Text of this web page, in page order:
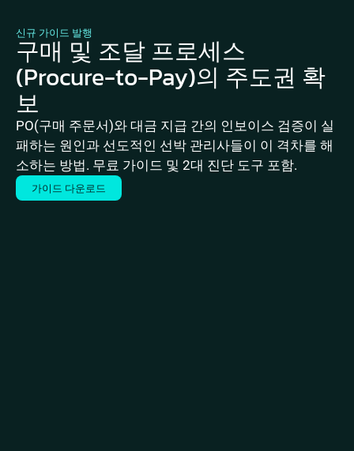
신규 가이드 발행
구매 및 조달 프로세스
(Procure-to-Pay)의 주도권 확
보
PO(구매 주문서)와 대금 지급 간의 인보이스 검증이 실
패하는 원인과 선도적인 선박 관리사들이 이 격차를 해
소하는 방법. 무료 가이드 및 2대 진단 도구 포함.
가이드 다운로드